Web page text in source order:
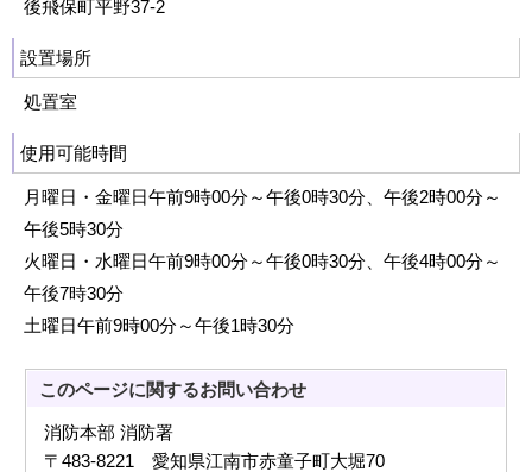
後飛保町平野37‐2
設置場所
処置室
使用可能時間
月曜日・金曜日午前9時00分～午後0時30分、午後2時00分～
午後5時30分
火曜日・水曜日午前9時00分～午後0時30分、午後4時00分～
午後7時30分
土曜日午前9時00分～午後1時30分
このページに関するお問い合わせ
消防本部 消防署
〒483-8221 愛知県江南市赤童子町大堀70